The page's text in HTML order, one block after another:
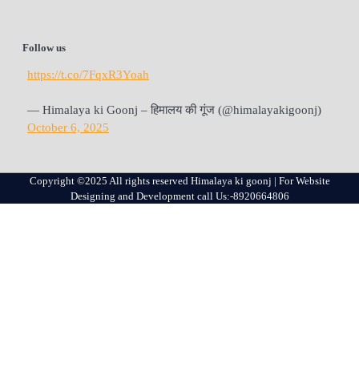
Follow us
https://t.co/7FqxR3Yoah
— Himalaya ki Goonj – हिमालय की गूंज (@himalayakigoonj)
October 6, 2025
Copyright ©2025 All rights reserved Himalaya ki goonj | For Website
Designing and Development call Us:-8920664806